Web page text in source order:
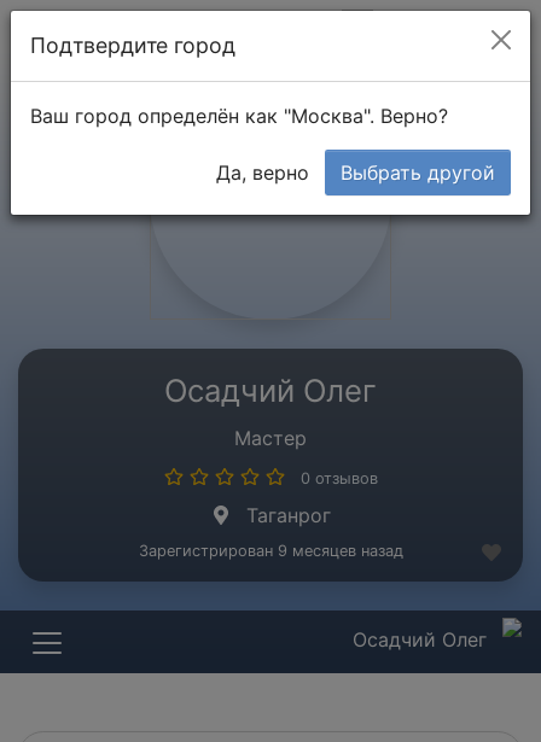
Осадчий Олег
Мастер
0 отзывов
Таганрог
Зарегистрирован 9 месяцев назад
Осадчий Олег
Подтвердите город
Ваш город определён как "Москва". Верно?
Да, верно Выбрать другой